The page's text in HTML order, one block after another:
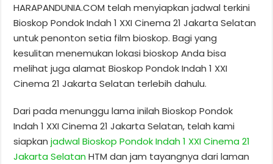
HARAPANDUNIA.COM telah menyiapkan jadwal terkini
Bioskop Pondok Indah 1 XXI Cinema 21 Jakarta Selatan
untuk penonton setia film bioskop. Bagi yang
kesulitan menemukan lokasi bioskop Anda bisa
melihat juga alamat Bioskop Pondok Indah 1 XXI
Cinema 21 Jakarta Selatan terlebih dahulu.
Dari pada menunggu lama inilah Bioskop Pondok
Indah 1 XXI Cinema 21 Jakarta Selatan, telah kami
siapkanjadwal Bioskop Pondok Indah 1 XXI Cinema 21
Jakarta Selatan HTM dan jam tayangnya dari laman